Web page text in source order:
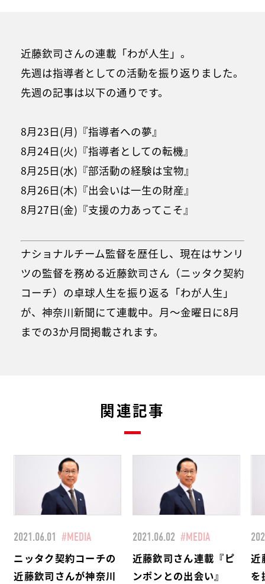
近藤欽司さんの連載「わが人生」。
先週は指導者としての活動を振り返りました。
先週の記事は以下の通りです。
8月23日(月)『指導者への夢』
8月24日(火)『指導者としての転機』
8月25日(水)『部活動の経験は宝物』
8月26日(木)『出会いは一生の財産』
8月27日(金)『支援の力あってこそ』
ナショナルチーム監督を歴任し、現在はサンリ
ツの監督を務める近藤欽司さん（ニッタク契約
コーチ）の卓球人生を振り返る「わが人生」
が、神奈川新聞にて連載中。月～金曜日に8月
までの3か月間掲載されます。
関連記事
2021.06.01 #MEDIA
ニッタク契約コーチの
近藤欽司さんが神奈川
2021.06.02 #MEDIA
近藤欽司さん連載『ピ
ンポンとの出会い』
近
を